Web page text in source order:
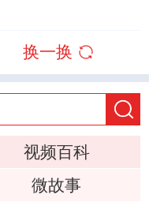
换一换
视频百科
微故事